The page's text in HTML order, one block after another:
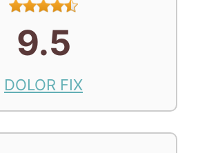
9.5
DOLOR FIX